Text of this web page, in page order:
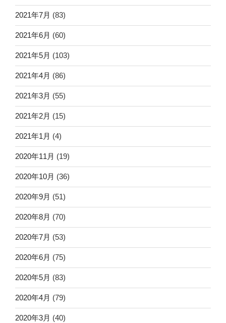
2021年7月 (83)
2021年6月 (60)
2021年5月 (103)
2021年4月 (86)
2021年3月 (55)
2021年2月 (15)
2021年1月 (4)
2020年11月 (19)
2020年10月 (36)
2020年9月 (51)
2020年8月 (70)
2020年7月 (53)
2020年6月 (75)
2020年5月 (83)
2020年4月 (79)
2020年3月 (40)